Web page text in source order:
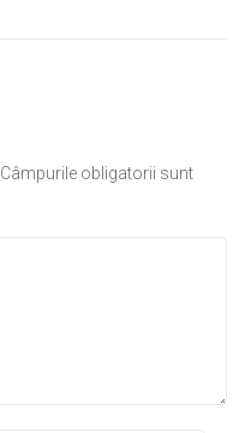
Câmpurile obligatorii sunt